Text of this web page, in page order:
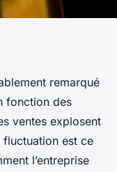
remarqué
fonction des
ventes explosent
fluctuation est ce
l’entreprise